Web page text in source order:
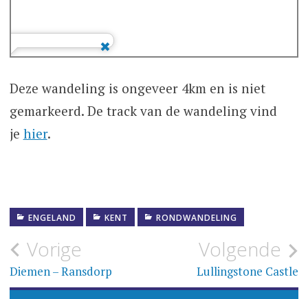
Deze wandeling is ongeveer 4km en is niet
gemarkeerd. De track van de wandeling vind
je hier.
ENGELAND KENT RONDWANDELING
Bericht
navigatie
Vorige
Diemen – Ransdorp
Volgende
Lullingstone Castle